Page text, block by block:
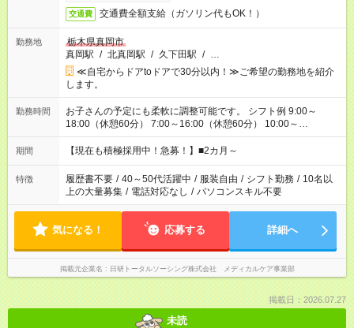
交通費 交通費全額支給（ガソリン代もOK！）
勤務地
栃木県真岡市
真岡駅 / 北真岡駅 / 久下田駅 / …
≪自宅からドアtoドアで30分以内！≫ご希望の勤務地を紹介
します。
勤務時間
お子さんの予定にも柔軟に調整可能です。 シフト例 9:00～
18:00（休憩60分） 7:00～16:00（休憩60分） 10:00～
19:00（休憩60分） ※Wワーク希望の方へ 今ご覧のお仕事で希
望する勤務時間と、もう1つのお仕事の勤務時間の合計が 週40
期間 【現在も積極採用中！急募！】■2カ月～
特徴 履歴書不要 / 40～50代活躍中 / 服装自由 / シフト勤務 / 10名以
上の大量募集 / 電話対応なし / パソコンスキル不要
気になる！ 応募する 詳細へ
掲載元企業名 日研トータルソーシング株式会社 メディカルケア事業部
掲載日：2026.07.27
未読